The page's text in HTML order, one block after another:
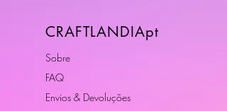
CRAFTLANDIApt
Sobre
FAQ
Envios & Devoluções